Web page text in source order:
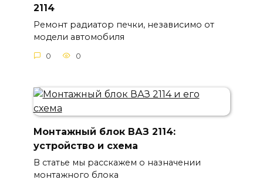
2114
Ремонт радиатор печки, независимо от
модели автомобиля
0 0
Монтажный блок ВАЗ 2114:
устройство и схема
В статье мы расскажем о назначении
монтажного блока